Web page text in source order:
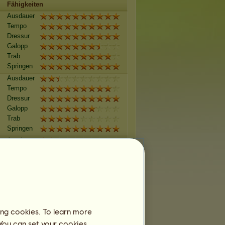
Fähigkeiten
Ausdauer
Tempo
Dressur
Galopp
Trab
Springen
Ausdauer
Tempo
Dressur
Galopp
Trab
Springen
Ausdauer
Tempo
Dressur
cookies. To learn more
can set your cookies